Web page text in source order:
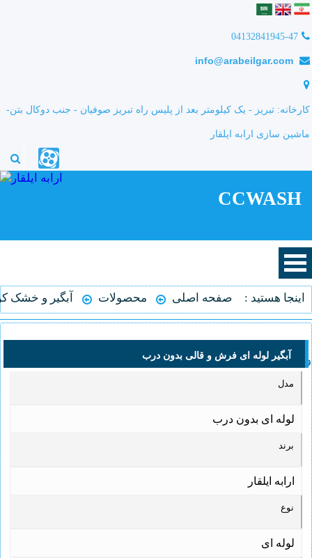
04132841945-47
کارخانه: تبریز - یک کیلومتر بعد از پلیس راه تبریز صوفیان - جنب دوکال بتن-
ماشین سازی ارابه ایلقار
CCWASH
اینجا هستید : صفحه اصلی محصولات آبگیر و خشک
و قالی بدون درب
آبگیر لوله ای فرش و قالی بدون درب
مدل
لوله ای بدون درب
برند
ارابه ایلقار
نوع
لوله ای